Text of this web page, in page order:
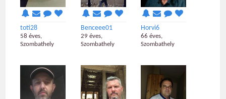
toti28
58 éves,
Szombathely
Benceee01
29 éves,
Szombathely
Horvi6
66 éves,
Szombathely